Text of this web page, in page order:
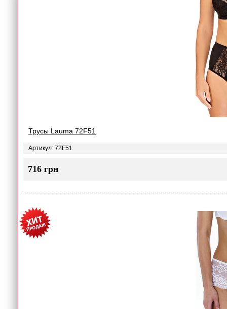
Трусы Lauma 72F51
Артикул: 72F51
716 грн